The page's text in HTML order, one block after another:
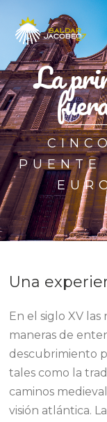
La
PUENTE
Una
En el siglo XV
maneras de
descubrimiento
tales como la
caminos
visión atlántica.